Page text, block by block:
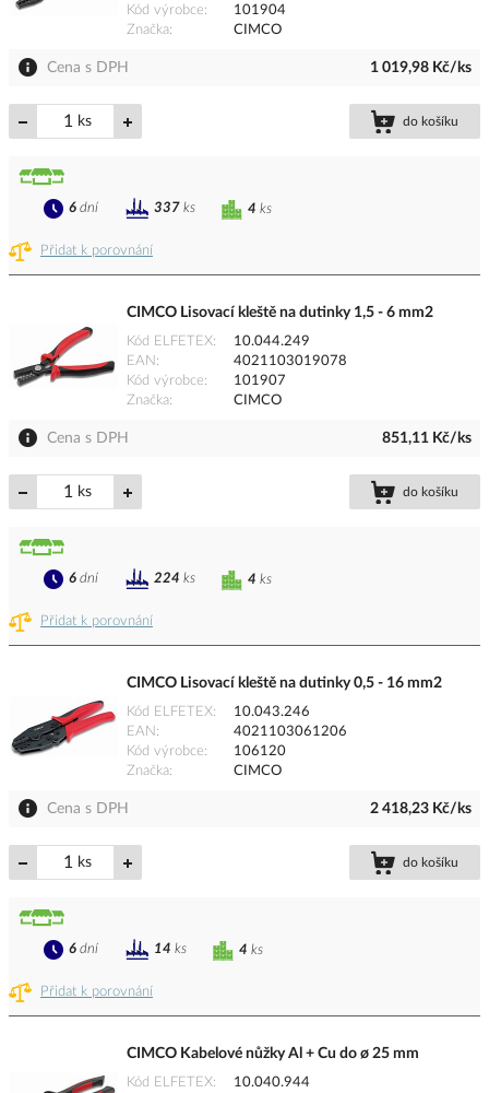
Kód výrobce
101904
Značka
CIMCO
Cena s DPH 1 019,98 Kč/ks
ks do košíku
Přidat k porovnání
4 ks
6 dní 337 ks
CIMCO Lisovací kleště na dutinky 1,5 - 6 mm2
Kód ELFETEX
10.044.249
EAN
4021103019078
Kód výrobce
101907
Značka
CIMCO
Cena s DPH 851,11 Kč/ks
ks do košíku
Přidat k porovnání
4 ks
6 dní 224 ks
CIMCO Lisovací kleště na dutinky 0,5 - 16 mm2
Kód ELFETEX
10.043.246
EAN
4021103061206
Kód výrobce
106120
Značka
CIMCO
Cena s DPH 2 418,23 Kč/ks
ks do košíku
Přidat k porovnání
4 ks
6 dní 14 ks
CIMCO Kabelové nůžky Al + Cu do ø 25 mm
Kód ELFETEX 10.040.944